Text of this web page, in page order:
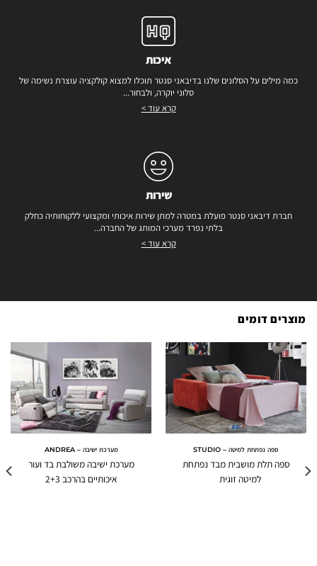
איכות
כמה מילים על הסלונים שלנו בדיבאני סנטר תוכלו למצוא קולקציה עוצרת נשימה של
סלוני יוקרה, ולבחור...
קרא עוד >
שירות
חברת דיבאני סנטר פועלת במטרה למתן שירות איכותי ומקצועי ללקוחותיה כחלק
בלתי נפרד מערכי המותג של החברה...
קרא עוד >
מוצרים דומים
ספה נפתחת למיטה – STUDIO
ספה תלת מושבית מבד נפתחת
למיטה זוגית
מערכת ישיבה – ANDREA
מערכת ישיבה משולבת בד ועור
איכותיים בהרכב 2+3